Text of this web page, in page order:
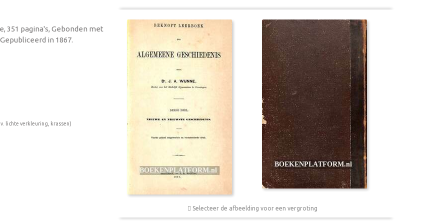
351 pagina's, Gebonden met
in 1867.
lichte verkleuring, krassen)
Selecteer de afbeelding voor een vergroting